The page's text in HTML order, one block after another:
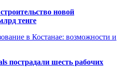
новой
тенге
в Костанае: возможности и
пострадали шесть рабочих